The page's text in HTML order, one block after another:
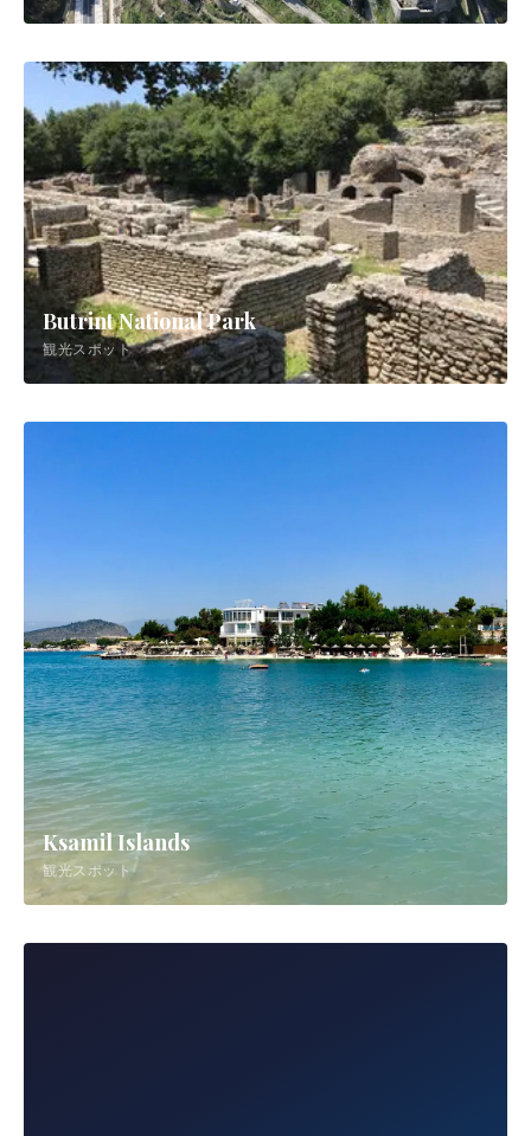
Butrint National Park
観光スポット
Ksamil Islands
観光スポット